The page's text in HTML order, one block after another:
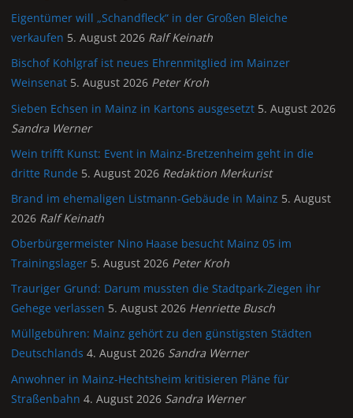
Eigentümer will „Schandfleck“ in der Großen Bleiche
verkaufen 5. August 2026 Ralf Keinath
Bischof Kohlgraf ist neues Ehrenmitglied im Mainzer
Weinsenat 5. August 2026 Peter Kroh
Sieben Echsen in Mainz in Kartons ausgesetzt 5. August 2026
Sandra Werner
Wein trifft Kunst: Event in Mainz-Bretzenheim geht in die
dritte Runde 5. August 2026 Redaktion Merkurist
Brand im ehemaligen Listmann-Gebäude in Mainz 5. August
2026 Ralf Keinath
Oberbürgermeister Nino Haase besucht Mainz 05 im
Trainingslager 5. August 2026 Peter Kroh
Trauriger Grund: Darum mussten die Stadtpark-Ziegen ihr
Gehege verlassen 5. August 2026 Henriette Busch
Müllgebühren: Mainz gehört zu den günstigsten Städten
Deutschlands 4. August 2026 Sandra Werner
Anwohner in Mainz-Hechtsheim kritisieren Pläne für
Straßenbahn 4. August 2026 Sandra Werner